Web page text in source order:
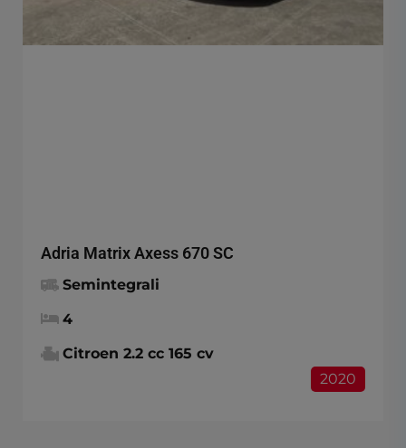
Adria Matrix Axess 670 SC
Semintegrali
4
Citroen 2.2 cc 165 cv
2020